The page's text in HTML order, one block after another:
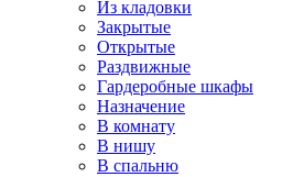
Из кладовки
Закрытые
Открытые
Раздвижные
Гардеробные шкафы
Назначение
В комнату
В нишу
В спальню